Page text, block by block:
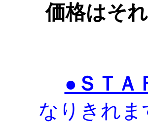
価格はそ
●ＳＴＡ
なりきれ